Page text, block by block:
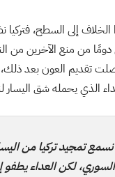
الخلاف إلى السطح،
دومًا من منع الآخرين من
الذي يحمله شق
تمجيد تركيا من
لكن العداء يطفو